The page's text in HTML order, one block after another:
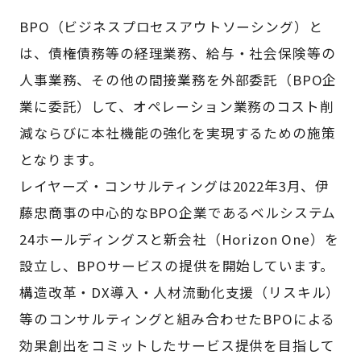
BPO（ビジネスプロセスアウトソーシング）と
は、債権債務等の経理業務、給与・社会保険等の
人事業務、その他の間接業務を外部委託（BPO企
業に委託）して、オペレーション業務のコスト削
減ならびに本社機能の強化を実現するための施策
となります。
レイヤーズ・コンサルティングは2022年3月、伊
藤忠商事の中心的なBPO企業であるベルシステム
24ホールディングスと新会社（Horizon One）を
設立し、BPOサービスの提供を開始しています。
構造改革・DX導入・人材流動化支援（リスキル）
等のコンサルティングと組み合わせたBPOによる
効果創出をコミットしたサービス提供を目指して